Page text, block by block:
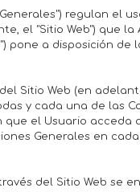
regulan el
el "Sitio Web") que la
pone a disposición
Sitio Web (en
y cada una de las
el Usuario acceda
Generales en
del Sitio Web se